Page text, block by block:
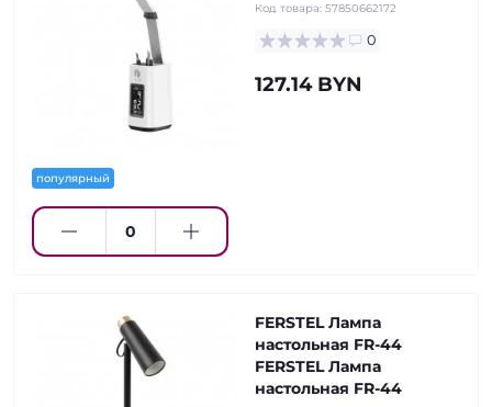
популярный
Код товара: 57850662172
0
127.14 BYN
FERSTEL Лампа
настольная FR-44
FERSTEL Лампа
настольная FR-44